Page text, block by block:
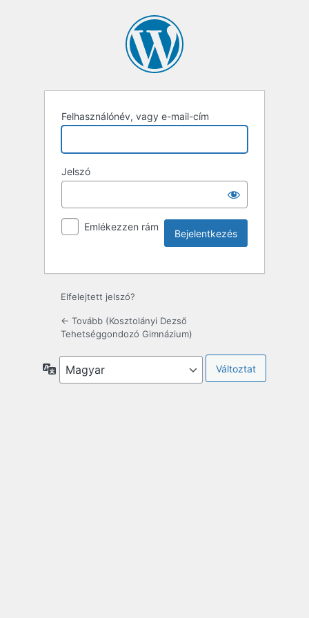
Felhasználónév, vagy e-mail-cím
Jelszó
Emlékezzen rám
Elfelejtett jelszó?
← Tovább (Kosztolányi Dezső
Tehetséggondozó Gimnázium)
Nyelv